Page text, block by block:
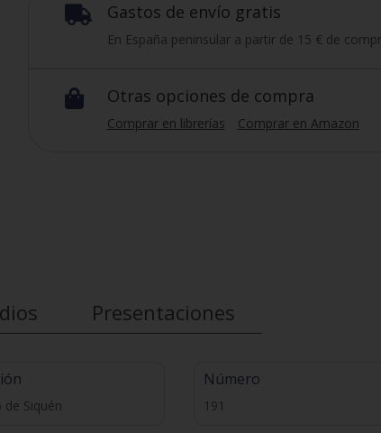
 Gastos de envío gratis
En España peninsular a partir de 15 € de
 Otras opciones de compra
Comprar en librerías Comprar en Amazon
Presentaciones
de Siquén
Número
191